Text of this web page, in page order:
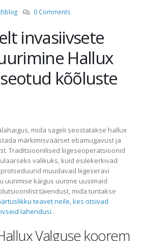
0 Comments
invasiivsete
Hallux
kõõluste
mida sageli seostatakse hallux
märkimisväärset ebamugavust ja
Traditsioonilised liigeseoperatsioonid
valikuks, kuid esilekerkivad
muudavad liigeseravi
uurimise käigus uurime uusimaid
täiendust, mida tuntakse
teavet neile, kes otsivad
lahendusi .
Valguse koorem